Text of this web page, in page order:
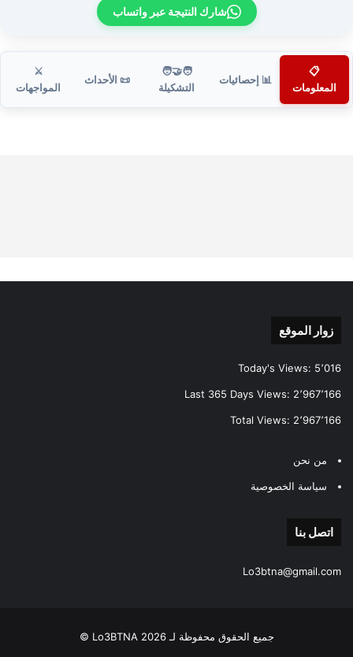
شارك النتيجة عبر واتساب
📋
المعلومات
📊 إحصائيات
🧑‍🤝‍🧑
التشكيلة
📜 الأحداث
⚔️
المواجهات
زوار الموقع
Today's Views: 5٬016
Last 365 Days Views: 2٬967٬166
Total Views: 2٬967٬166
من نحن
سياسة الخصوصية
اتصل بنا
Lo3btna@gmail.com
جميع الحقوق محفوظة لـ Lo3BTNA 2026 ©